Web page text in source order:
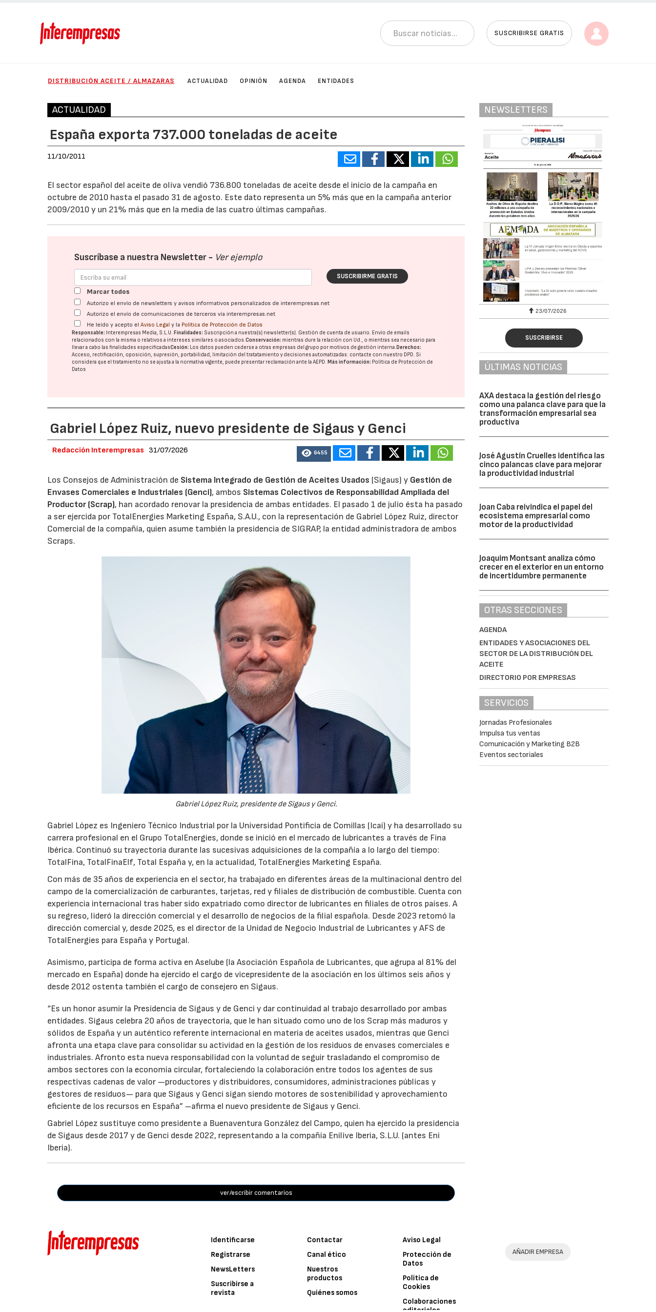
SUSCRIBIRSE GRATIS
DISTRIBUCIÓN ACEITE / ALMAZARAS ACTUALIDAD OPINIÓN AGENDA ENTIDADES
ACTUALIDAD
España exporta 737.000 toneladas de aceite
11/10/2011
El sector español del aceite de oliva vendió 736.800 toneladas de aceite desde el inicio de la campaña en
octubre de 2010 hasta el pasado 31 de agosto. Este dato representa un 5% más que en la campaña anterior
2009/2010 y un 21% más que en la media de las cuatro últimas campañas.
Suscríbase a nuestra Newsletter - Ver ejemplo
SUSCRIBIRME GRATIS
Marcar todos
Autorizo el envío de newsletters y avisos informativos personalizados de interempresas.net
Autorizo el envío de comunicaciones de terceros vía interempresas.net
He leído y acepto elAviso Legal y la Política de Protección de Datos
Responsable: Interempresas Media, S.L.U. Finalidades: Suscripción a nuestra(s) newsletter(s). Gestión de cuenta de usuario. Envío de emails
relacionados con la misma o relativos a intereses similares o asociados.Conservación: mientras dure la relación con Ud., o mientras sea necesario para
llevar a cabo las finalidades especificadasCesión: Los datos pueden cederse a otras empresas del grupo por motivos de gestión interna. Derechos:
Acceso, rectificación, oposición, supresión, portabilidad, limitación del tratatamiento y decisiones automatizadas: contacte con nuestro DPD. Si
considera que el tratamiento no se ajusta a la normativa vigente, puede presentar reclamación ante laAEPD. Más información: Política de Protección de
Datos
Gabriel López Ruiz, nuevo presidente de Sigaus y Genci
Redacción Interempresas 31/07/2026 6455
Los Consejos de Administración de Sistema Integrado de Gestión de Aceites Usados (Sigaus) y Gestión de
Envases Comerciales e Industriales (Genci), ambos Sistemas Colectivos de Responsabilidad Ampliada del
Productor (Scrap), han acordado renovar la presidencia de ambas entidades. El pasado 1 de julio ésta ha pasado
a ser ejercida por TotalEnergies Marketing España, S.A.U., con la representación de Gabriel López Ruiz, director
Comercial de la compañía, quien asume también la presidencia de SIGRAP, la entidad administradora de ambos
Scraps.
Gabriel López Ruiz, presidente de Sigaus y Genci.
Gabriel López es Ingeniero Técnico Industrial por la Universidad Pontificia de Comillas (Icai) y ha desarrollado su
carrera profesional en el Grupo TotalEnergies, donde se inició en el mercado de lubricantes a través de Fina
Ibérica. Continuó su trayectoria durante las sucesivas adquisiciones de la compañía a lo largo del tiempo:
TotalFina, TotalFinaElf, Total España y, en la actualidad, TotalEnergies Marketing España.
Con más de 35 años de experiencia en el sector, ha trabajado en diferentes áreas de la multinacional dentro del
campo de la comercialización de carburantes, tarjetas, red y filiales de distribución de combustible. Cuenta con
experiencia internacional tras haber sido expatriado como director de lubricantes en filiales de otros países. A
su regreso, lideró la dirección comercial y el desarrollo de negocios de la filial española. Desde 2023 retomó la
dirección comercial y, desde 2025, es el director de la Unidad de Negocio Industrial de Lubricantes y AFS de
TotalEnergies para España y Portugal.
Asimismo, participa de forma activa en Aselube (la Asociación Española de Lubricantes, que agrupa al 81% del
mercado en España) donde ha ejercido el cargo de vicepresidente de la asociación en los últimos seis años y
desde 2012 ostenta también el cargo de consejero en Sigaus.
“Es un honor asumir la Presidencia de Sigaus y de Genci y dar continuidad al trabajo desarrollado por ambas
entidades. Sigaus celebra 20 años de trayectoria, que le han situado como uno de los Scrap más maduros y
sólidos de España y un auténtico referente internacional en materia de aceites usados, mientras que Genci
afronta una etapa clave para consolidar su actividad en la gestión de los residuos de envases comerciales e
industriales. Afronto esta nueva responsabilidad con la voluntad de seguir trasladando el compromiso de
ambos sectores con la economía circular, fortaleciendo la colaboración entre todos los agentes de sus
respectivas cadenas de valor —productores y distribuidores, consumidores, administraciones públicas y
gestores de residuos— para que Sigaus y Genci sigan siendo motores de sostenibilidad y aprovechamiento
eficiente de los recursos en España” –afirma el nuevo presidente de Sigaus y Genci.
Gabriel López sustituye como presidente a Buenaventura González del Campo, quien ha ejercido la presidencia
de Sigaus desde 2017 y de Genci desde 2022, representando a la compañía Enilive Iberia, S.L.U. (antes Eni
Iberia).
ver/escribir comentarios
NEWSLETTERS
23/07/2026
SUSCRIBIRSE
ÚLTIMAS NOTICIAS
AXA destaca la gestión del riesgo
como una palanca clave para que la
transformación empresarial sea
productiva
José Agustín Cruelles identifica las
cinco palancas clave para mejorar
la productividad industrial
Joan Caba reivindica el papel del
ecosistema empresarial como
motor de la productividad
Joaquim Montsant analiza cómo
crecer en el exterior en un entorno
de incertidumbre permanente
OTRAS SECCIONES
AGENDA
ENTIDADES Y ASOCIACIONES DEL
SECTOR DE LA DISTRIBUCIÓN DEL
ACEITE
DIRECTORIO POR EMPRESAS
SERVICIOS
Jornadas Profesionales
Impulsa tus ventas
Comunicación y Marketing B2B
Eventos sectoriales
Identificarse
Registrarse
NewsLetters
Suscribirse a
revista
Contactar
Canal ético
Nuestros
productos
Quiénes somos
Aviso Legal
Protección de
Datos
Política de
Cookies
Colaboraciones
editoriales
AÑADIR EMPRESA